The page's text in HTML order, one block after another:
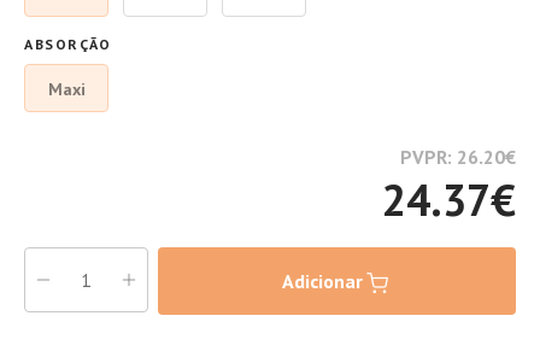
ABSORÇÃO
Maxi
PVPR: 26.20€
24.37€
Adicionar